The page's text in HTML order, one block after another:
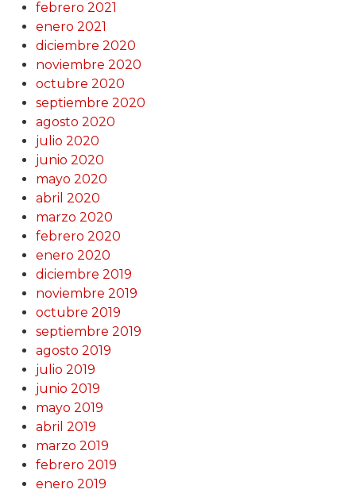
febrero 2021
enero 2021
diciembre 2020
noviembre 2020
octubre 2020
septiembre 2020
agosto 2020
julio 2020
junio 2020
mayo 2020
abril 2020
marzo 2020
febrero 2020
enero 2020
diciembre 2019
noviembre 2019
octubre 2019
septiembre 2019
agosto 2019
julio 2019
junio 2019
mayo 2019
abril 2019
marzo 2019
febrero 2019
enero 2019